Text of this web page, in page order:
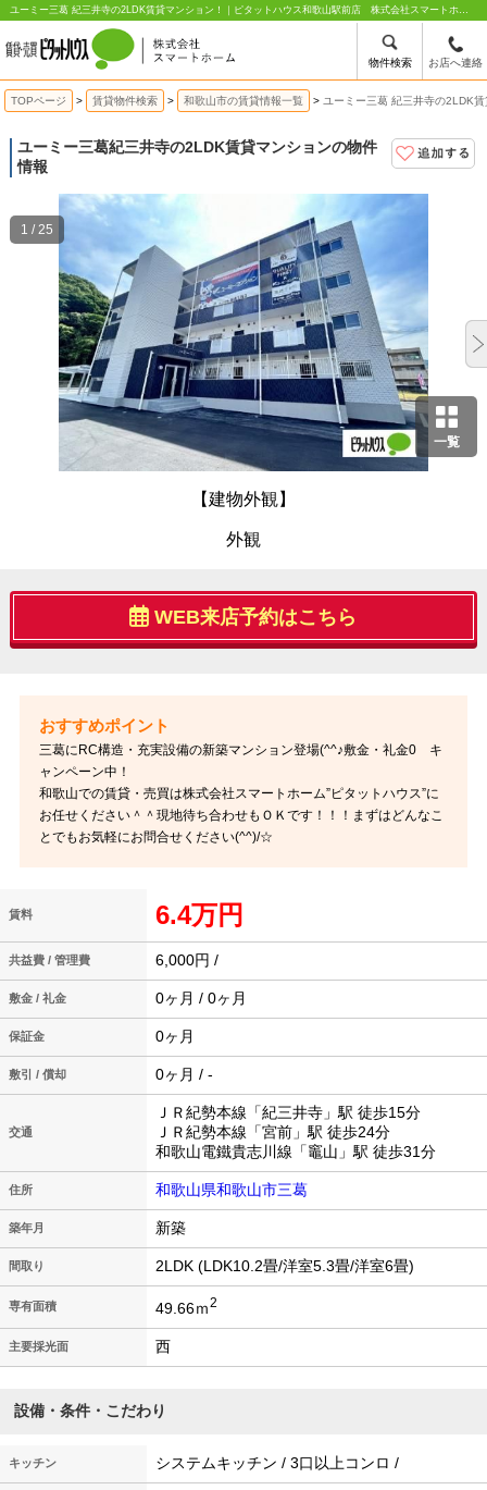
物件検索 お店へ連絡
ユーミー三葛 紀三井寺の2LDK賃貸マンション！｜ピタットハウス和歌山駅前店 株式会社スマートホーム
TOPページ 賃貸物件検索 和歌山市の賃貸情報一覧 ユーミー三葛 紀三井寺の2LDK
ユーミー三葛紀三井寺の2LDK賃貸マンションの物件
情報
一覧
【建物外観】
外観
1 / 25
WEB来店予約はこちら
三葛にRC構造・充実設備の新築マンション登場(^^♪敷金・礼金0 キ
ャンペーン中！
和歌山での賃貸・売買は株式会社スマートホーム”ピタットハウス”に
お任せください＾＾現地待ち合わせもＯＫです！！！まずはどんなこ
とでもお気軽にお問合せください(^^)/☆
賃料 6.4万円
共益費 / 管理費 6,000円 /
敷金 / 礼金 0ヶ月 / 0ヶ月
保証金 0ヶ月
敷引 / 償却 0ヶ月 / -
交通
ＪＲ紀勢本線「紀三井寺」駅 徒歩15分
ＪＲ紀勢本線「宮前」駅 徒歩24分
和歌山電鐵貴志川線「竈山」駅 徒歩31分
住所 和歌山県和歌山市三葛
築年月 新築
間取り 2LDK (LDK10.2畳/洋室5.3畳/洋室6畳)
専有面積 49.66ｍ2
主要採光面 西
設備・条件・こだわり
キッチン システムキッチン / 3口以上コンロ /